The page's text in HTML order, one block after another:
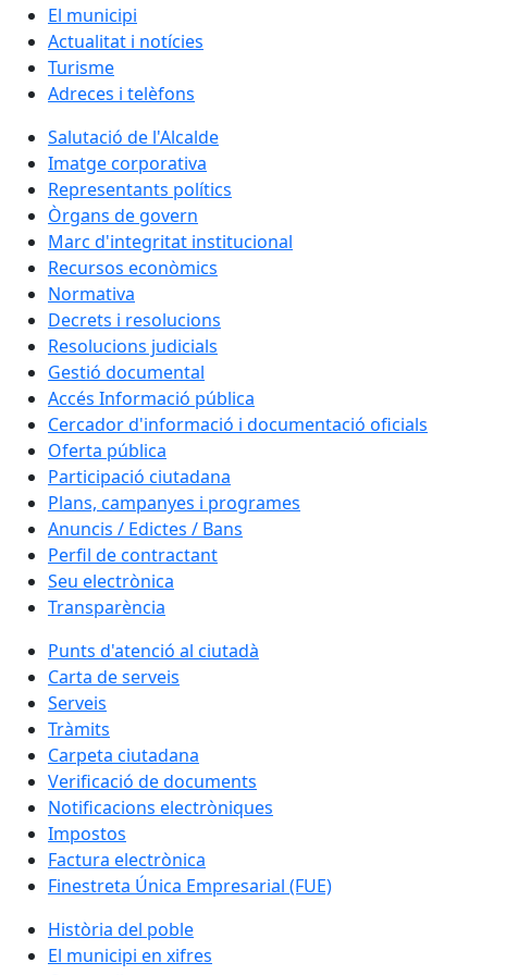
El municipi
Actualitat i notícies
Turisme
Adreces i telèfons
Salutació de l'Alcalde
Imatge corporativa
Representants polítics
Òrgans de govern
Marc d'integritat institucional
Recursos econòmics
Normativa
Decrets i resolucions
Resolucions judicials
Gestió documental
Accés Informació pública
Cercador d'informació i documentació oficials
Oferta pública
Participació ciutadana
Plans, campanyes i programes
Anuncis / Edictes / Bans
Perfil de contractant
Seu electrònica
Transparència
Punts d'atenció al ciutadà
Carta de serveis
Serveis
Tràmits
Carpeta ciutadana
Verificació de documents
Notificacions electròniques
Impostos
Factura electrònica
Finestreta Única Empresarial (FUE)
Història del poble
El municipi en xifres